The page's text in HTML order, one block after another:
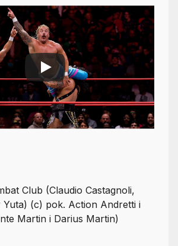
Club (Claudio Castagnoli,
Yuta) (c) pok. Action Andretti i
Martin i Darius Martin)